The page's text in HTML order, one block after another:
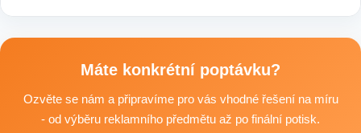
textilní produkty vhodné pro branding, promo akce i firemní
Máte konkrétní poptávku?
Ozvěte se nám a připravíme pro vás vhodné řešení na míru
- od výběru reklamního předmětu až po finální potisk.